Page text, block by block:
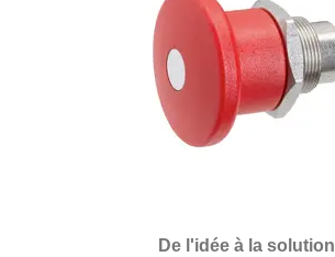
De l'idée à la solution